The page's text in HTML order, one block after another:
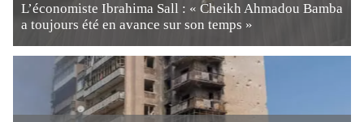
L’économiste Ibrahima Sall : « Cheikh Ahmadou Bamba
a toujours été en avance sur son temps »